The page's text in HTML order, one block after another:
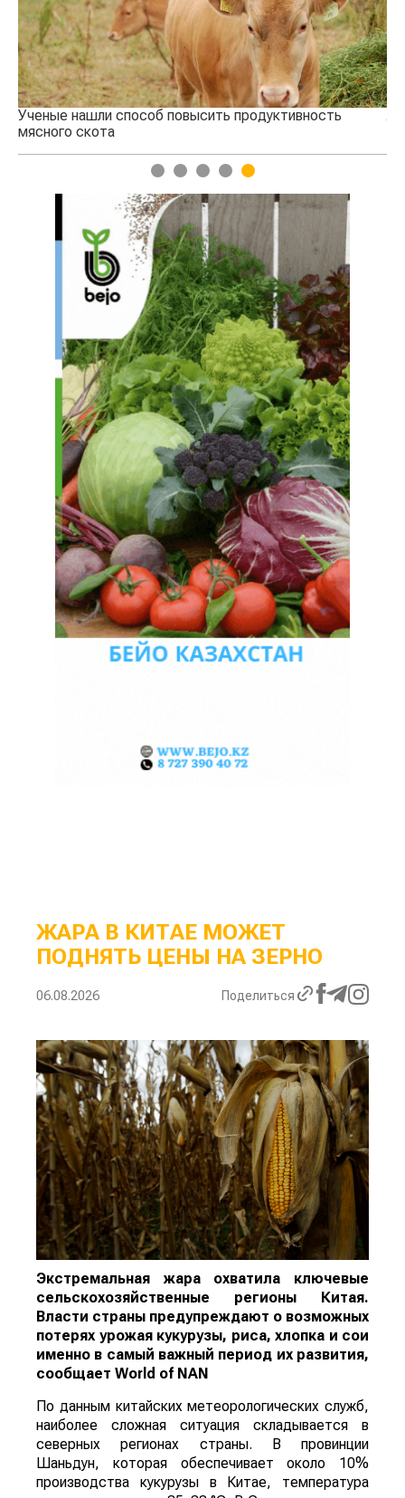
Ученые нашли способ повысить продуктивность
мясного скота
1 2 3 4 5
ЖАРА В КИТАЕ МОЖЕТ
ПОДНЯТЬ ЦЕНЫ НА ЗЕРНО
06.08.2026 Поделиться
Экстремальная жара охватила ключевые
сельскохозяйственные регионы Китая.
Власти страны предупреждают о возможных
потерях урожая кукурузы, риса, хлопка и сои
именно в самый важный период их развития,
сообщает World of NAN
По данным китайских метеорологических служб,
наиболее сложная ситуация складывается в
северных регионах страны. В провинции
Шаньдун, которая обеспечивает около 10%
производства кукурузы в Китае, температура